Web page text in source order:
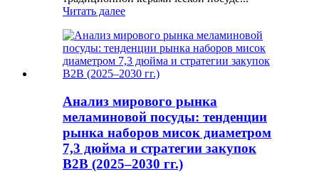
Читать далее
Анализ мирового рынка
меламиновой посуды: тенденции
рынка наборов мисок диаметром
7,3 дюйма и стратегии закупок
B2B (2025–2030 гг.)